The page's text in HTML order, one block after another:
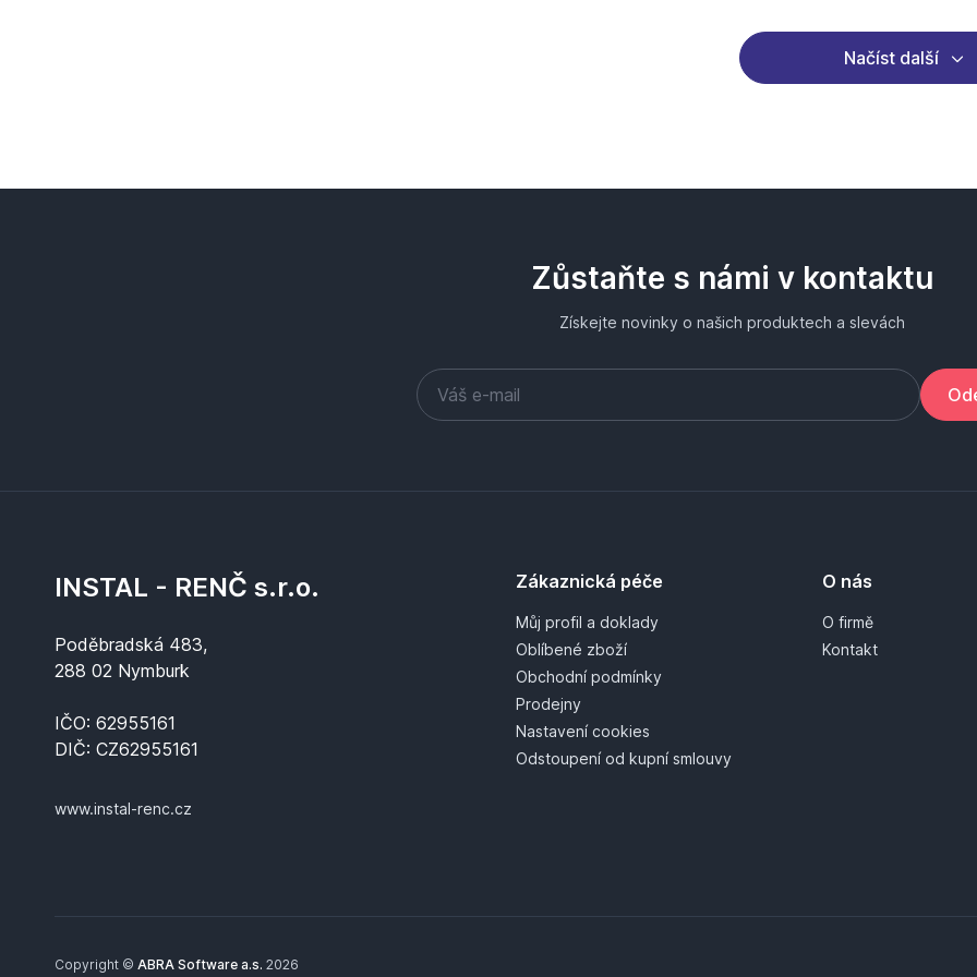
Načíst další
Zůstaňte s námi v kontaktu
Získejte novinky o našich produktech a slevách
INSTAL - RENČ s.r.o.
Poděbradská 483,
288 02 Nymburk
IČO: 62955161
DIČ: CZ62955161
www.instal-renc.cz
Zákaznická péče
Můj profil a doklady
Oblíbené zboží
Obchodní podmínky
Prodejny
Nastavení cookies
Odstoupení od kupní smlouvy
O nás
O firmě
Kontakt
Copyright © ABRA Software a.s. 2026